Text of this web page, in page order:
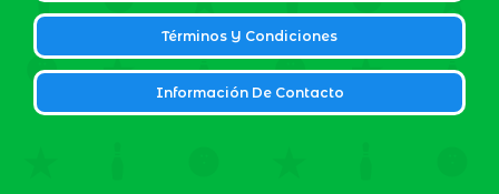
Términos Y Condiciones
Información De Contacto